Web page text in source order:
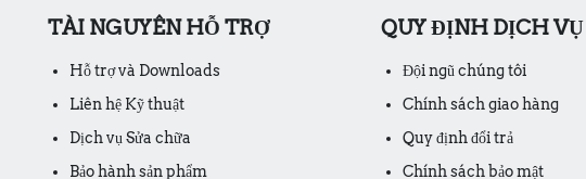
TÀI NGUYÊN HỖ TRỢ
Hỗ trợ và Downloads
Liên hệ Kỹ thuật
Dịch vụ Sửa chữa
Bảo hành sản phẩm
QUY ĐỊNH DỊCH VỤ
Đội ngũ chúng tôi
Chính sách giao hàng
Quy định đổi trả
Chính sách bảo mật